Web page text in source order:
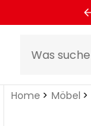
Home Möbel